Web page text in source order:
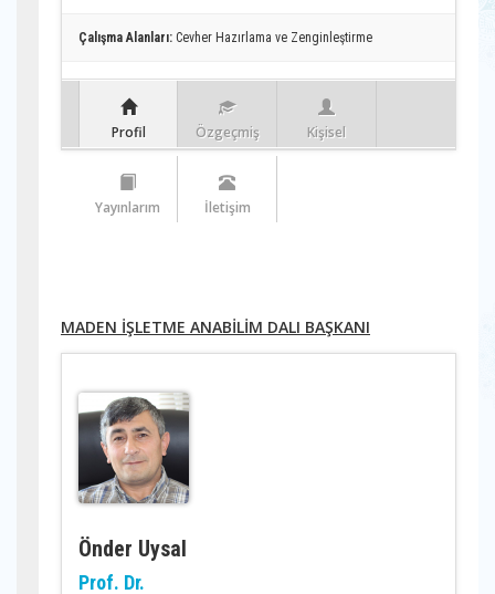
Çalışma Alanları: Cevher Hazırlama ve Zenginleştirme
Profil Özgeçmiş Kişisel
Yayınlarım İletişim
MADEN İŞLETME ANABİLİM DALI BAŞKANI
Önder Uysal
Prof. Dr.